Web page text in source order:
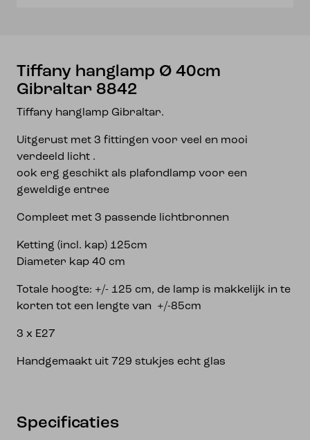
Tiffany hanglamp Ø 40cm
Gibraltar 8842
Tiffany hanglamp Gibraltar.
Uitgerust met 3 fittingen voor veel en mooi
verdeeld licht .
ook erg geschikt als plafondlamp voor een
geweldige entree
Compleet met 3 passende lichtbronnen
Ketting (incl. kap) 125cm
Diameter kap 40 cm
Totale hoogte: +/- 125 cm, de lamp is makkelijk in te
korten tot een lengte van +/-85cm
3 x E27
Handgemaakt uit 729 stukjes echt glas
Specificaties